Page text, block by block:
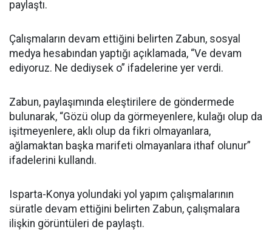
paylaştı.
Çalışmaların devam ettiğini belirten Zabun, sosyal
medya hesabından yaptığı açıklamada, “Ve devam
ediyoruz. Ne dediysek o” ifadelerine yer verdi.
Zabun, paylaşımında eleştirilere de göndermede
bulunarak, “Gözü olup da görmeyenlere, kulağı olup da
işitmeyenlere, aklı olup da fikri olmayanlara,
ağlamaktan başka marifeti olmayanlara ithaf olunur”
ifadelerini kullandı.
Isparta-Konya yolundaki yol yapım çalışmalarının
süratle devam ettiğini belirten Zabun, çalışmalara
ilişkin görüntüleri de paylaştı.